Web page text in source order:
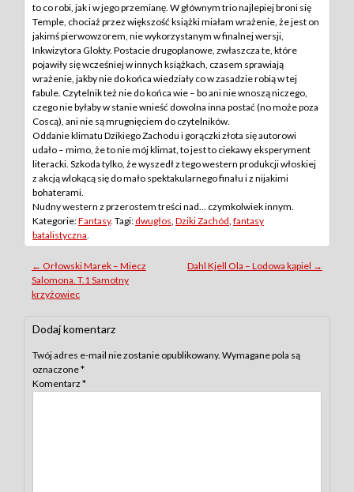
to co robi, jak i w jego przemianę. W głównym trio najlepiej broni się
Temple, chociaż przez większość książki miałam wrażenie, że jest on
jakimś pierwowzorem, nie wykorzystanym w finalnej wersji,
Inkwizytora Glokty. Postacie drugoplanowe, zwłaszcza te, które
pojawiły się wcześniej w innych książkach, czasem sprawiają
wrażenie, jakby nie do końca wiedziały co w zasadzie robią w tej
fabule. Czytelnik też nie do końca wie – bo ani nie wnoszą niczego,
czego nie byłaby w stanie wnieść dowolna inna postać (no może poza
Coscą), ani nie są mrugnięciem do czytelników.
Oddanie klimatu Dzikiego Zachodu i gorączki złota się autorowi
udało – mimo, że to nie mój klimat, to jest to ciekawy eksperyment
literacki. Szkoda tylko, że wyszedł z tego western produkcji włoskiej
z akcją wlokącą się do mało spektakularnego finału i z nijakimi
bohaterami.
Nudny western z przerostem treści nad… czymkolwiek innym.
Kategorie:Fantasy. Tagi: dwugłos Dziki Zachód fantasy
batalistyczna
Post
navigation
← Orłowski Marek – Miecz
Salomona. T.1 Samotny
krzyżowiec
Dahl Kjell Ola – Lodowa kąpiel →
Dodaj komentarz
Twój adres e-mail nie zostanie opublikowany. Wymagane pola są
oznaczone*
Komentarz *